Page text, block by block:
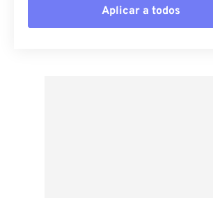
Aplicar a todos